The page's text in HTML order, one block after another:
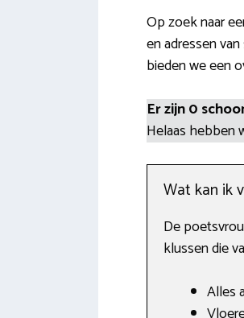
Op zoek naar
en adressen
bieden we een
Er zijn 0
Helaas hebben
Wat kan ik
De
klussen die
Alles